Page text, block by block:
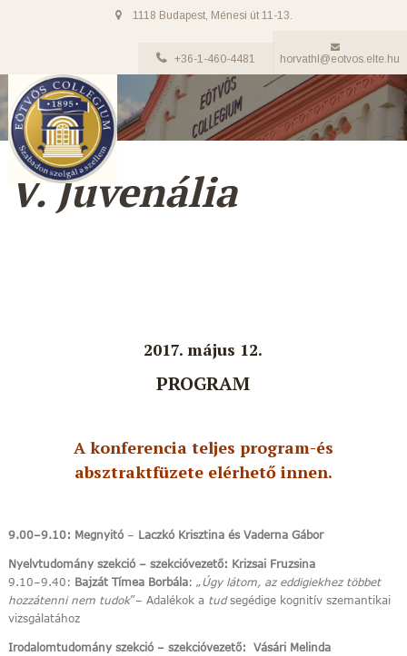
1118 Budapest, Ménesi út 11-13.
+36-1-460-4481 horvathl@eotvos.elte.hu
V. Juvenália
2017. május 12.
PROGRAM
A konferencia teljes program-és
absztraktfüzete elérhető innen.
9.00–9.10: Megnyitó – Laczkó Krisztina és Vaderna Gábor
Nyelvtudomány szekció – szekcióvezető: Krizsai Fruzsina
9.10–9.40: Bajzát Tímea Borbála: „Úgy látom, az eddigiekhez többet
hozzátenni nem tudok”– Adalékok a tudsegédige kognitív szemantikai
vizsgálatához
Irodalomtudomány szekció – szekcióvezető: Vásári Melinda